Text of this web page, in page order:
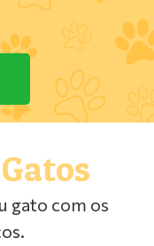
gato com os